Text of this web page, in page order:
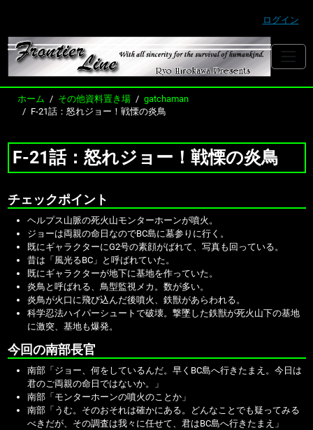
ログイン
ホーム その他資料置き場
gatchaman
F-21話：怒れジョー！戦慄の炎鳥
F-21話：怒れジョー！戦慄の炎鳥
チェックポイント
ヘルプス山脈の死火山モンターホーンが噴火。
ジョーは両親の命日なのでBC島に墓参りに行く。
既にギャラクターにG2号の素顔がばれて、写真も回っている。
昔は「風光るBC」と呼ばれていた。
既にギャラクターが地下に基地を作っていた。
炎鳥と呼ばれる、鳥型監視メカ。数が多い。
炎鳥が火口に飛び込んだ後噴火、鉄獣があらわれる。
科学忍法ハイパーシュートで破壊。撃墜した鉄獣が死火山下の基地
に激突、基地も爆発。
今回の南部長官
南部「ジョー、何をしているんだ。早くBC島へ行きたまえ。今日は
君のご両親の命日ではないか。」
南部「モンターホーンの噴火のことか」
南部「うむ。そのおそれは確かにある。どんなことでも疑ってみる
べきだが、その調査は我々に任せて、君はBC島へ行きたまえ」